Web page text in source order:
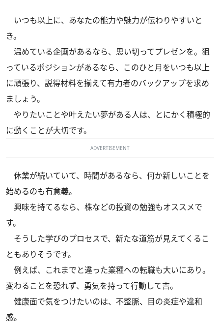
いつも以上に、あなたの能力や魅力が伝わりやすいと
き。
温めている企画があるなら、思い切ってプレゼンを。狙
っているポジションがあるなら、このひと月をいつも以上
に頑張り、説得材料を揃えて有力者のバックアップを求め
ましょう。
やりたいことや叶えたい夢がある人は、とにかく積極的
に動くことが大切です。
ADVERTISEMENT
休業が続いていて、時間があるなら、何か新しいことを
始めるのも有意義。
興味を持てるなら、株などの投資の勉強もオススメで
す。
そうした学びのプロセスで、新たな道筋が見えてくるこ
ともありそうです。
例えば、これまでと違った業種への転職も大いにあり。
変わることを恐れず、勇気を持って行動して吉。
健康面で気をつけたいのは、不整脈、目の炎症や違和
感。